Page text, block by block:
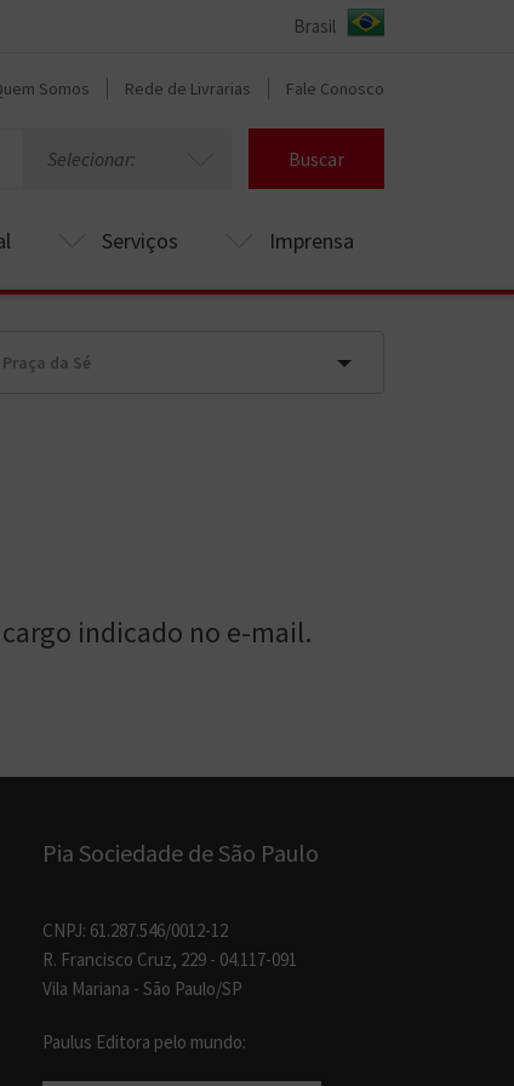
Somos Rede de Livrarias Fale Conosco
Selecionar: Buscar
Serviços Imprensa
da Sé
indicado no e-mail.
Pia Sociedade de São Paulo
CNPJ: 61.287.546/0012-12
R. Francisco Cruz, 229 - 04.117-091
Vila Mariana - São Paulo/SP
Paulus Editora pelo mundo: